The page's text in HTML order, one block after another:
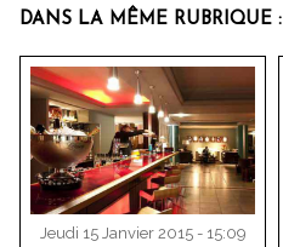
DANS LA MÊME RUBRIQUE :
Jeudi 15 Janvier 2015 - 15:09